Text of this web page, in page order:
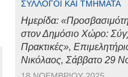
ΣΎΛΛΟΓΟΙ ΚΑΙ ΤΜΉΜΑΤΑ
Ημερίδα:
στον Δημόσιο Χώρο:
Πρακτικές»,
Νικόλαος, Σάββατο 29